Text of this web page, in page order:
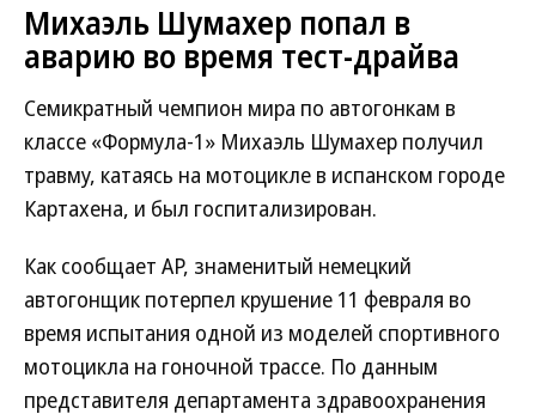
Михаэль Шумахер попал в
аварию во время тест-драйва
Семикратный чемпион мира по автогонкам в
классе «Формула-1» Михаэль Шумахер получил
травму, катаясь на мотоцикле в испанском городе
Картахена, и был госпитализирован.
Как сообщает AP, знаменитый немецкий
автогонщик потерпел крушение 11 февраля во
время испытания одной из моделей спортивного
мотоцикла на гоночной трассе. По данным
представителя департамента здравоохранения